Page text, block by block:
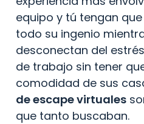
equipo y tú tengan
todo su ingenio
desconectan del
de trabajo sin tener
comodidad de sus
de escape virtuales
que tanto buscaban.